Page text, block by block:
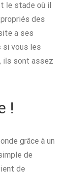
le stade où il
des
a ses
si vous les
ils sont assez
!
grâce à un
de
de